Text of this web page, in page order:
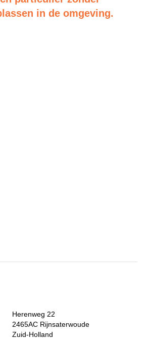
in de omgeving.
Herenweg 22
2465AC Rijnsaterwoude
Zuid-Holland